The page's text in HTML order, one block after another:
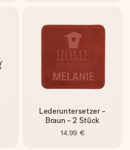
Lederuntersetzer -
Braun - 2 Stück
14,99 €